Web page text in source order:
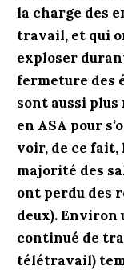
la charge des
travail, et qui
exploser
fermeture des
sont aussi
en ASA pour
voir, de ce
majorité des
ont perdu des
deux). Environ
continué de
télétravail)